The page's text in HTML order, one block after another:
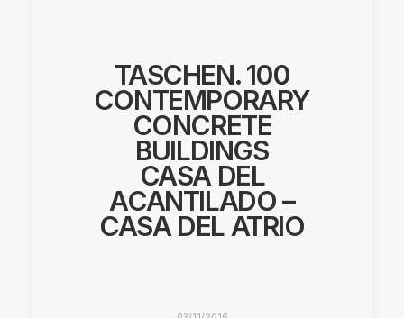
TASCHEN. 100
CONTEMPORARY
CONCRETE
BUILDINGS
CASA DEL
ACANTILADO –
CASA DEL ATRIO